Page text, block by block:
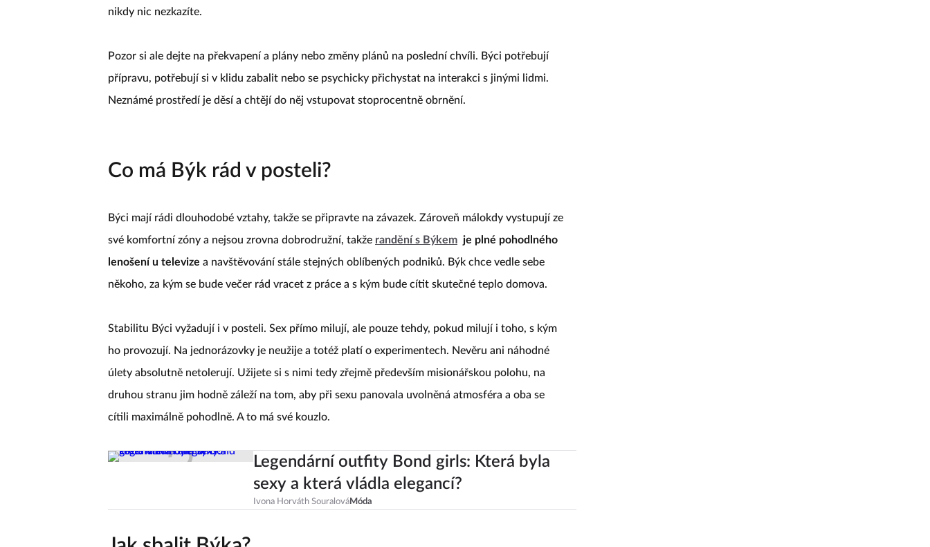
nikdy nic nezkazíte.
Pozor si ale dejte na překvapení a plány nebo změny plánů na poslední chvíli. Býci potřebují
přípravu, potřebují si v klidu zabalit nebo se psychicky přichystat na interakci s jinými lidmi.
Neznámé prostředí je děsí a chtějí do něj vstupovat stoprocentně obrnění.
Co má Býk rád v posteli?
Býci mají rádi dlouhodobé vztahy, takže se připravte na závazek. Zároveň málokdy vystupují ze
své komfortní zóny a nejsou zrovna dobrodružní, takže randění s Býkem je plné pohodlného
lenošení u televize a navštěvování stále stejných oblíbených podniků. Býk chce vedle sebe
někoho, za kým se bude večer rád vracet z práce a s kým bude cítit skutečné teplo domova.
Stabilitu Býci vyžadují i v posteli. Sex přímo milují, ale pouze tehdy, pokud milují i toho, s kým
ho provozují. Na jednorázovky je neužije a totéž platí o experimentech. Nevěru ani náhodné
úlety absolutně netolerují. Užijete si s nimi tedy zřejmě především misionářskou polohu, na
druhou stranu jim hodně záleží na tom, aby při sexu panovala uvolněná atmosféra a oba se
cítili maximálně pohodlně. A to má své kouzlo.
Legendární outfity Bond girls: Která byla
sexy a která vládla elegancí?
Ivona Horváth SouralováMóda